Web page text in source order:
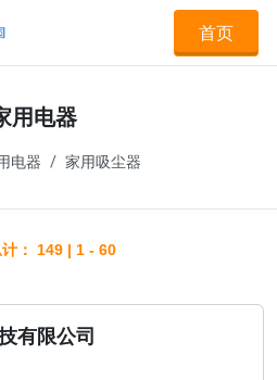
首页
用电器
电器 家用吸尘器
： 149 | 1 - 60
有限公司